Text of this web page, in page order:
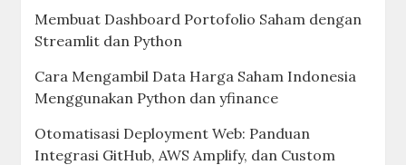
Membuat Dashboard Portofolio Saham dengan
Streamlit dan Python
Cara Mengambil Data Harga Saham Indonesia
Menggunakan Python dan yfinance
Otomatisasi Deployment Web: Panduan
Integrasi GitHub, AWS Amplify, dan Custom